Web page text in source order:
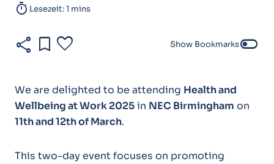
timer Lesezeit: 1 mins
share bookmark favorite Show Bookmarkstoggle_off
We are delighted to be attending Health and
Wellbeing at Work 2025in NEC Birmingham on
11th and 12th of March.
This two-day event focuses on promoting